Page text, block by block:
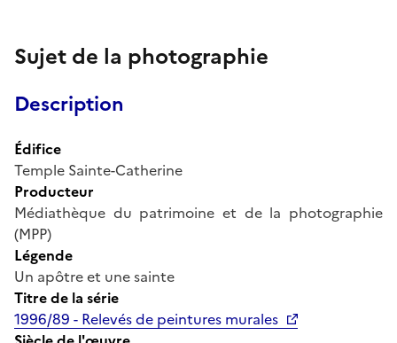
Sujet de la photographie
Description
Édifice
Temple Sainte-Catherine
Producteur
Médiathèque du patrimoine et de la photographie
(MPP)
Légende
Un apôtre et une sainte
Titre de la série
1996/89 - Relevés de peintures murales